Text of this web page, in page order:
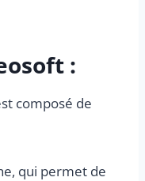
:
composé de
qui permet de